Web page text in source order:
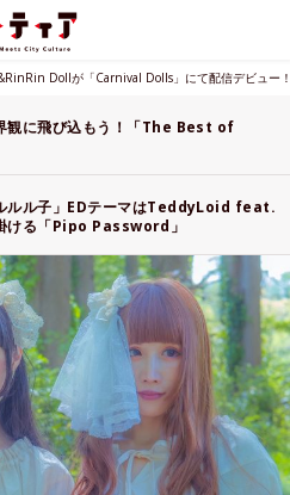
Dollが「Carnival Dolls」にて配信デビュー
観に飛び込もう！「The Best of
ルル子」EDテーマはTeddyLoid feat.
ける「Pipo Password」